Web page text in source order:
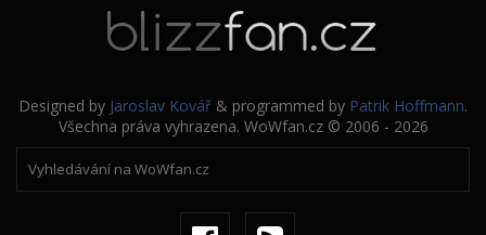
Designed by Jaroslav Kovář & programmed by Patrik Hoffmann.
Všechna práva vyhrazena. WoWfan.cz © 2006 - 2026